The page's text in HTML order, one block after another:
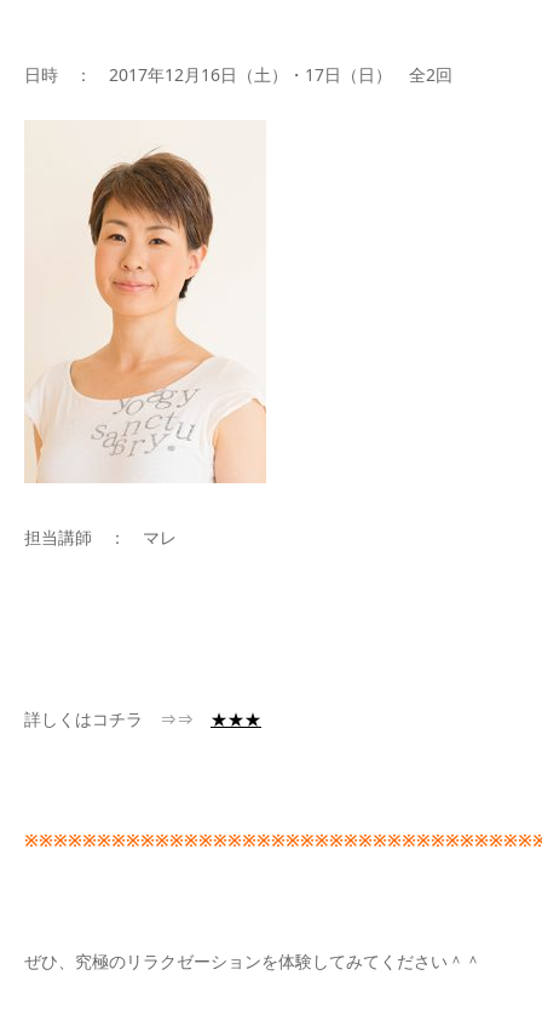
日時 ： 2017年12月16日（土）・17日（日） 全2回
担当講師 ： マレ
詳しくはコチラ ⇒⇒ ★★★
ぜひ、究極のリラクゼーションを体験してみてください＾＾